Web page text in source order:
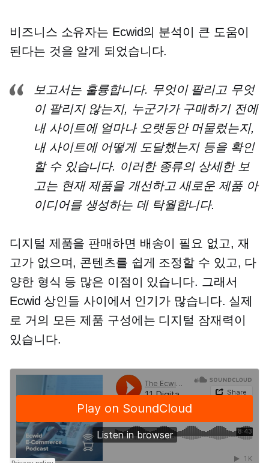
비즈니스 소유자는 Ecwid의 분석이 큰 도움이
된다는 것을 알게 되었습니다.
보고서는 훌륭합니다. 무엇이 팔리고 무엇
이 팔리지 않는지, 누군가가 구매하기 전에
내 사이트에 얼마나 오랫동안 머물렀는지,
내 사이트에 어떻게 도달했는지 등을 확인
할 수 있습니다. 이러한 종류의 상세한 보
고는 현재 제품을 개선하고 새로운 제품 아
이디어를 생성하는 데 탁월합니다.
디지털 제품을 판매하면 배송이 필요 없고, 재
고가 없으며, 콘텐츠를 쉽게 조정할 수 있고, 다
양한 형식 등 많은 이점이 있습니다. 그래서
Ecwid 상인들 사이에서 인기가 많습니다. 실제
로 거의 모든 제품 구성에는 디지털 잠재력이
있습니다.